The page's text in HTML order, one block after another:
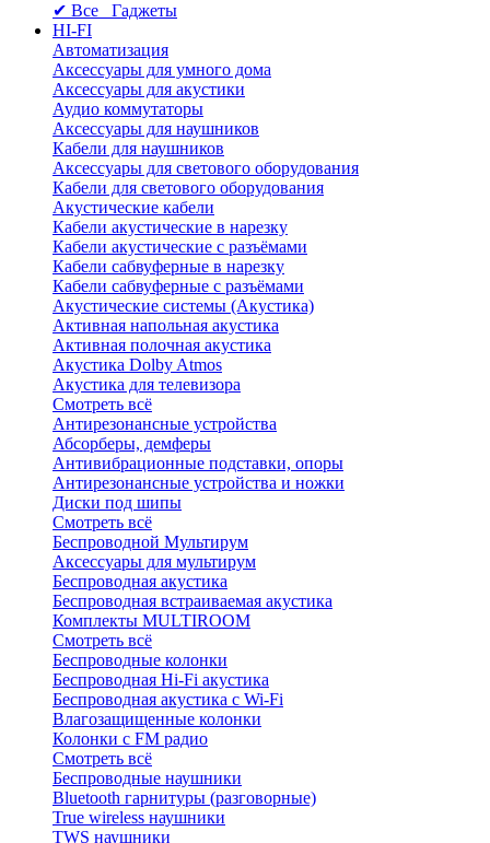
✔ Все Гаджеты
HI-FI
Автоматизация
Аксессуары для умного дома
Аксессуары для акустики
Аудио коммутаторы
Аксессуары для наушников
Кабели для наушников
Аксессуары для светового оборудования
Кабели для светового оборудования
Акустические кабели
Кабели акустические в нарезку
Кабели акустические с разъёмами
Кабели сабвуферные в нарезку
Кабели сабвуферные с разъёмами
Акустические системы (Акустика)
Активная напольная акустика
Активная полочная акустика
Акустика Dolby Atmos
Акустика для телевизора
Смотреть всё
Антирезонансные устройства
Абсорберы, демферы
Антивибрационные подставки, опоры
Антирезонансные устройства и ножки
Диски под шипы
Смотреть всё
Беспроводной Мультирум
Аксессуары для мультирум
Беспроводная акустика
Беспроводная встраиваемая акустика
Комплекты MULTIROOM
Смотреть всё
Беспроводные колонки
Беспроводная Hi-Fi акустика
Беспроводная акустика с Wi-Fi
Влагозащищенные колонки
Колонки с FM радио
Смотреть всё
Беспроводные наушники
Bluetоoth гарнитуры (разговорные)
True wireless наушники
TWS наушники